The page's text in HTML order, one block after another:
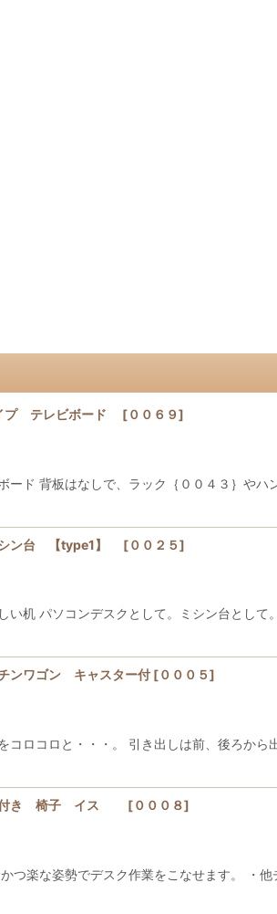
プ テレビボード [００６９]
ード 背板はなしで、ラック｛００４３｝
ン台 【type1】 [００２５]
い机 パソコンデスクとして。ミシン台とし
ンワゴン キャスター付 [０００５]
コロコロと・・・。 引き出しは前、後ろか
付き 椅子 イス [０００８]
楽な姿勢でデスク作業をこなせます。 ・